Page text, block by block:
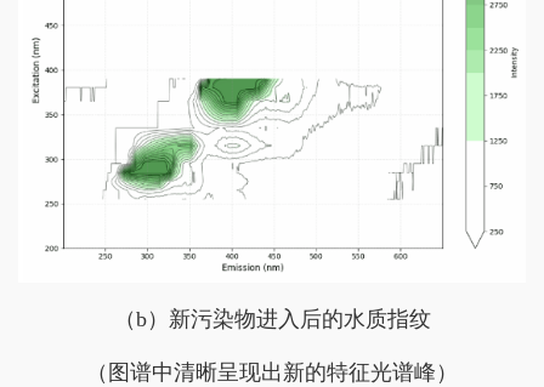
（b）新污染物进入后的水质指纹
（图谱中清晰呈现出新的特征光谱峰）